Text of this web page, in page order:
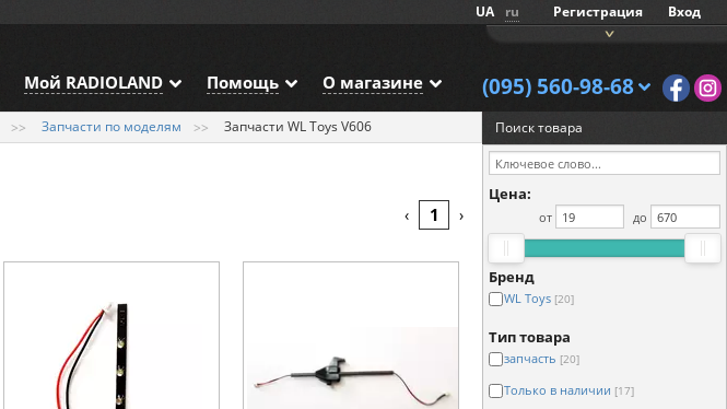
UA ru Регистрация Вход
Мой RADIOLAND Помощь О магазине (095) 560-98-68
Запчасти по моделям Запчасти WL Toys V606
‹ 1 ›
Поиск товара
Цена:
от до
Бренд
WL Toys [20]
Тип товара
запчасть [20]
Только в наличии [17]